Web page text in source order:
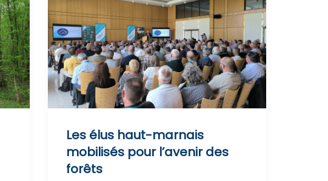
Les élus haut-marnais
mobilisés pour l’avenir des
forêts